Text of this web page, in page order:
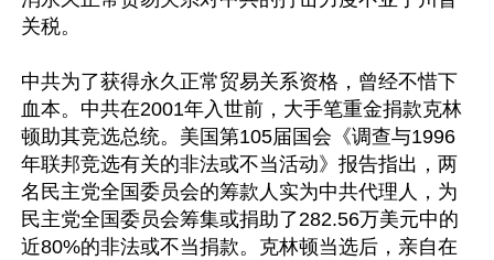
关税。
中共为了获得永久正常贸易关系资格，曾经不惜下
血本。中共在2001年入世前，大手笔重金捐款克林
顿助其竞选总统。美国第105届国会《调查与1996
年联邦竞选有关的非法或不当活动》报告指出，两
名民主党全国委员会的筹款人实为中共代理人，为
民主党全国委员会筹集或捐助了282.56万美元中的
近80%的非法或不当捐款。克林顿当选后，亲自在